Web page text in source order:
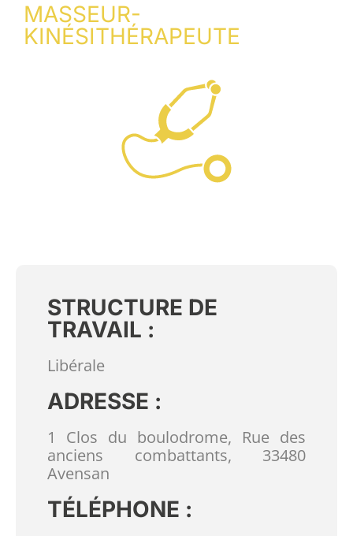
MASSEUR-
KINÉSITHÉRAPEUTE
STRUCTURE DE
TRAVAIL :
Libérale
ADRESSE :
1 Clos du boulodrome, Rue des
anciens combattants, 33480
Avensan
TÉLÉPHONE :